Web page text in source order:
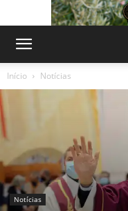
Início Notícias
Notícias